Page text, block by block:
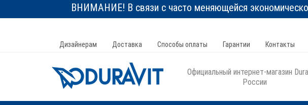
ВНИМАНИЕ! В связи с часто меняющейся
Дизайнерам Доставка Способы оплаты Гарантии Контакты
Официальный интернет-магазин
России